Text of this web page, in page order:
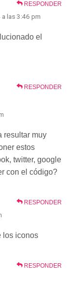
RESPONDER
a las 3:46 pm
el
RESPONDER
resultar muy
estos
twitter, google
con el código?
RESPONDER
los iconos
RESPONDER